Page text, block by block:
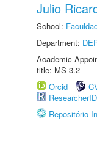
Julio
School:
Department:
Academic
title: MS-3.2
Orcid
ResearcherID
Repositório